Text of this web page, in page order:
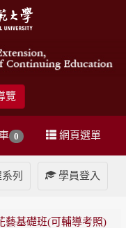
覽
網頁選單
0
學員登入
列
藝基礎班(可輔導考照)